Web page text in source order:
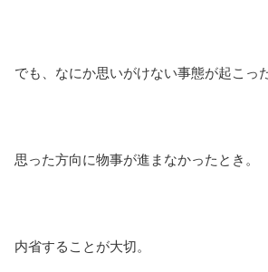
でも、なにか思いがけない事態が起こっ
思った方向に物事が進まなかったとき。
内省することが大切。